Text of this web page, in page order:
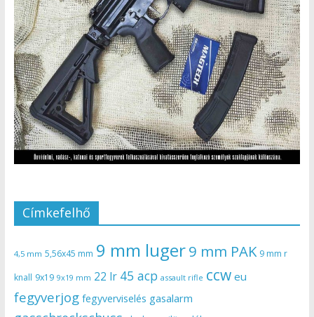
Címkefelhő
4,5 mm 5,56x45 mm 9 mm luger9 mm PAK 9 mm r
knall 9x19 9x19 mm 22 lr 45 acp assault rifle ccw eu
fegyverjog fegyverviselés gasalarm